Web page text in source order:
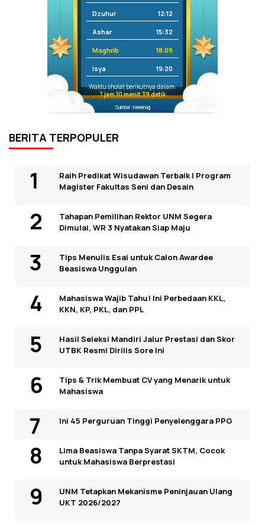
Dzuhur 12:12
Ashar 15:32
Maghrib 18:09
Isya 19:20
Waktu sholat berikutnya dalam:
7 jam 10 menit 39 detik
Sumber: Kemenag
BERITA TERPOPULER
Raih Predikat Wisudawan Terbaik I Program
Magister Fakultas Seni dan Desain
Tahapan Pemilihan Rektor UNM Segera
Dimulai, WR 3 Nyatakan Siap Maju
Tips Menulis Esai untuk Calon Awardee
Beasiswa Unggulan
Mahasiswa Wajib Tahu! Ini Perbedaan KKL,
KKN, KP, PKL, dan PPL
Hasil Seleksi Mandiri Jalur Prestasi dan Skor
UTBK Resmi Dirilis Sore Ini
Tips & Trik Membuat CV yang Menarik untuk
Mahasiswa
Ini 45 Perguruan Tinggi Penyelenggara PPG
Lima Beasiswa Tanpa Syarat SKTM, Cocok
untuk Mahasiswa Berprestasi
UNM Tetapkan Mekanisme Peninjauan Ulang
UKT 2026/2027